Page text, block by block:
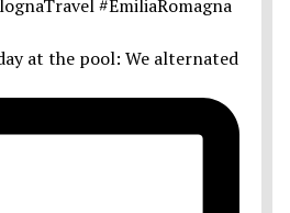
at the pool: We alternated